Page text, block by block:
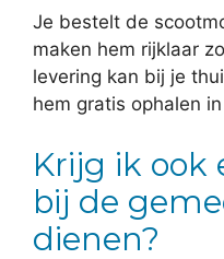
Je bestelt de
maken hem rijklaar
levering kan bij je
hem gratis ophalen
Krijg ik ook
bij de
dienen?